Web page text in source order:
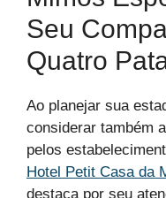
Seu
Quatro
Ao planejar sua
considerar também
pelos
Hotel Petit Casa da
destaca por seu